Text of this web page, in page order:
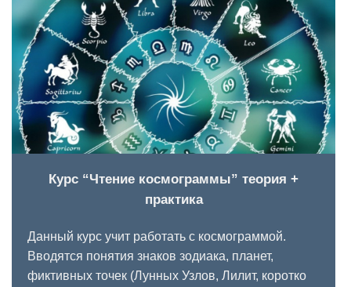
Курс “Чтение космограммы” теория +
практика
Данный курс учит работать с космограммой.
Вводятся понятия знаков зодиака, планет,
фиктивных точек (Лунных Узлов, Лилит, коротко